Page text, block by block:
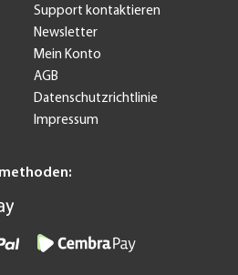
Support kontaktieren
Newsletter
Mein Konto
AGB
Datenschutzrichtlinie
Impressum